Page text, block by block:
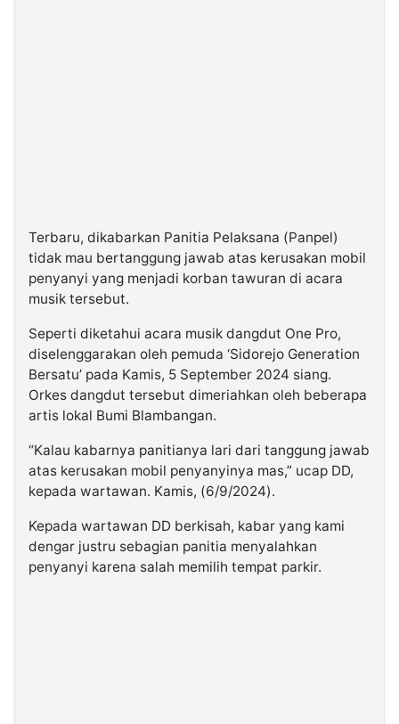
Terbaru, dikabarkan Panitia Pelaksana (Panpel)
tidak mau bertanggung jawab atas kerusakan mobil
penyanyi yang menjadi korban tawuran di acara
musik tersebut.
Seperti diketahui acara musik dangdut One Pro,
diselenggarakan oleh pemuda ‘Sidorejo Generation
Bersatu’ pada Kamis, 5 September 2024 siang.
Orkes dangdut tersebut dimeriahkan oleh beberapa
artis lokal Bumi Blambangan.
“Kalau kabarnya panitianya lari dari tanggung jawab
atas kerusakan mobil penyanyinya mas,” ucap DD,
kepada wartawan. Kamis, (6/9/2024).
Kepada wartawan DD berkisah, kabar yang kami
dengar justru sebagian panitia menyalahkan
penyanyi karena salah memilih tempat parkir.